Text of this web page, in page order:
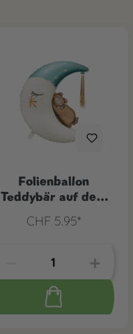
Folienballon
Teddybär auf dem
CHF 5.95*